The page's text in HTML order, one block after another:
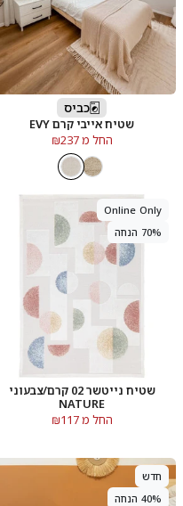
כביס
שטיח אייבי קרם EVY
החל מ ₪237
Online Only
70% הנחה
שטיח נייטשר 02 קרם/צבעוני
NATURE
החל מ ₪117
חדש
40% הנחה